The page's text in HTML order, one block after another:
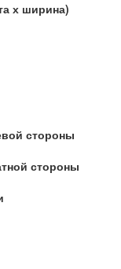
х ширина)
стороны
стороны